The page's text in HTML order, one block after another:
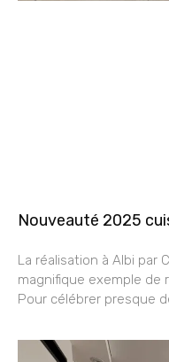
Nouveauté 2025
La réalisation à Albi par
magnifique exemple de
Pour célébrer presque